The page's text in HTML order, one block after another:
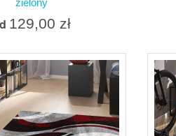
zielony
129,00 zł
Więcej
dostępny z różnymi
opcjami